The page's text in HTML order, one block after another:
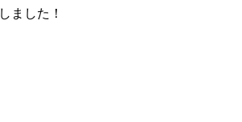
ました！